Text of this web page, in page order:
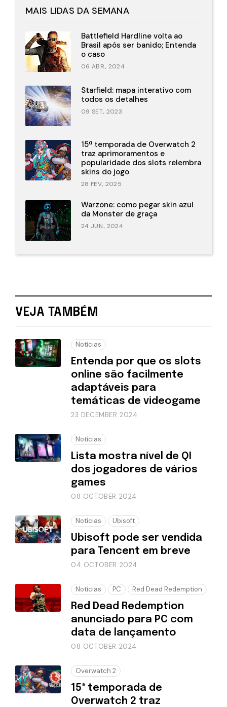
MAIS LIDAS DA SEMANA
Battlefield Hardline volta ao
Brasil após ser banido; Entenda
o caso
06 ABR., 2024
Starfield: mapa interativo com
todos os detalhes
09 SET., 2023
15ª temporada de Overwatch 2
traz aprimoramentos e
popularidade dos slots relembra
skins do jogo
28 FEV., 2025
Warzone: como pegar skin azul
da Monster de graça
24 JUN., 2024
VEJA TAMBÉM
Notícias
Entenda por que os slots
online são facilmente
adaptáveis para
temáticas de videogame
23 DECEMBER 2024
Notícias
Lista mostra nível de QI
dos jogadores de vários
games
08 OCTOBER 2024
Notícias Ubisoft
Ubisoft pode ser vendida
para Tencent em breve
04 OCTOBER 2024
Notícias PC Red Dead Redemption
Red Dead Redemption
anunciado para PC com
data de lançamento
08 OCTOBER 2024
Overwatch 2
15ª temporada de
Overwatch 2 traz